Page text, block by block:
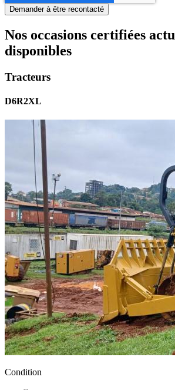
Nos occasions certifiées
disponibles
Tracteurs
D6R2XL
Condition